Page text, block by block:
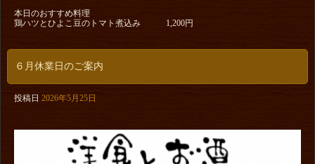
本日のおすすめ料理
鶏ハツとひよこ豆のトマト煮込み 1,200円
６月休業日のご案内
投稿日 2026年5月25日